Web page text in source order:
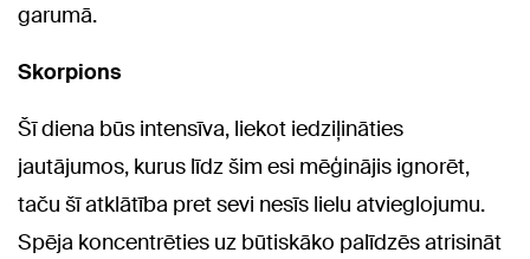
garumā.
Skorpions
Šī diena būs intensīva, liekot iedziļināties
jautājumos, kurus līdz šim esi mēģinājis ignorēt,
taču šī atklātība pret sevi nesīs lielu atvieglojumu.
Spēja koncentrēties uz būtiskāko palīdzēs atrisināt